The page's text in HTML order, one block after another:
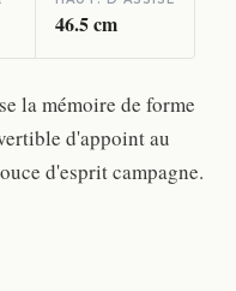
46.5cm
la mémoire de forme
d'appoint au
d'esprit campagne.